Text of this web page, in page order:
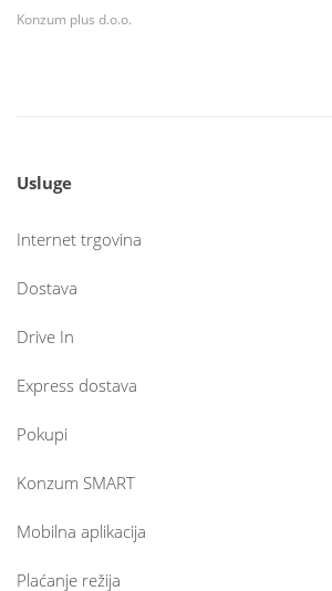
Konzum plus d.o.o.
Usluge
Internet trgovina
Dostava
Drive In
Express dostava
Pokupi
Konzum SMART
Mobilna aplikacija
Plaćanje režija